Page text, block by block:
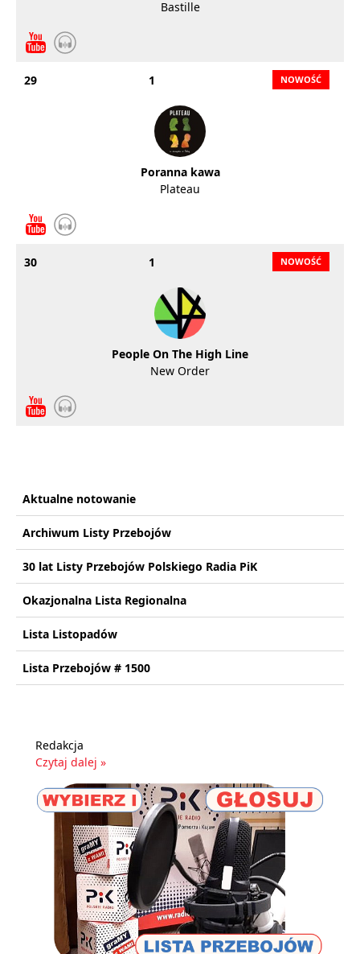
Bastille
29 1
Poranna kawa
Plateau
30 1
People On The High Line
New Order
Aktualne notowanie
Archiwum Listy Przebojów
30 lat Listy Przebojów Polskiego Radia PiK
Okazjonalna Lista Regionalna
Lista Listopadów
Lista Przebojów # 1500
Redakcja
Czytaj dalej »